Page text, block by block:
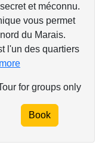
et méconnu.
vous permet
du Marais.
l'un des quartiers
for groups only
Book